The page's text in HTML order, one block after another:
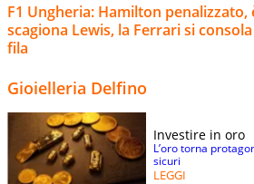
F1 Ungheria: Hamilton penalizzato,
scagiona Lewis, la Ferrari si
fila
Gioielleria Delfino
Investire in oro
L’oro torna
sicuri
LEGGI